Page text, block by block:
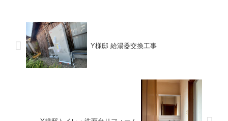
Y様邸 給湯器交換工事